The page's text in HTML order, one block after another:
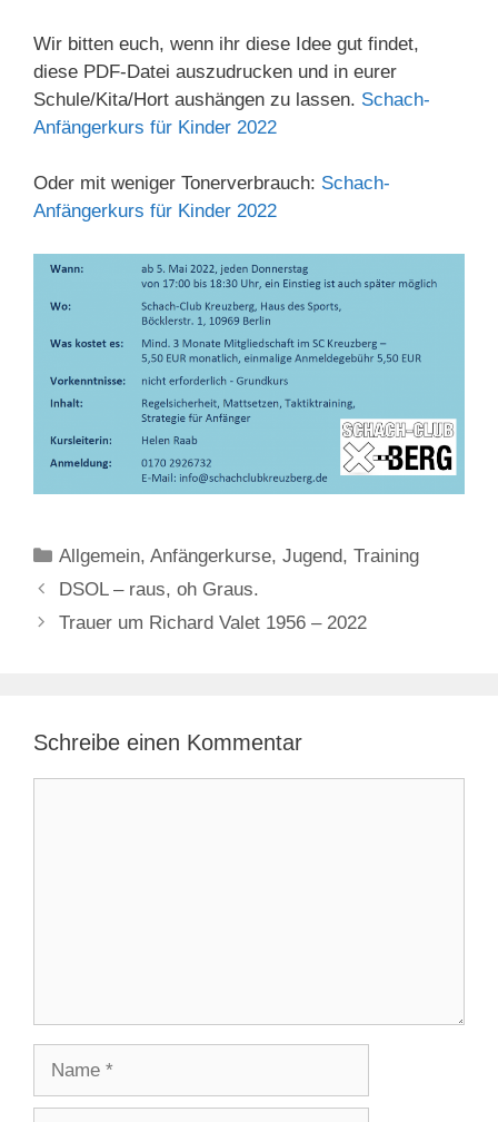
Wir bitten euch, wenn ihr diese Idee gut findet,
diese PDF-Datei auszudrucken und in eurer
Schule/Kita/Hort aushängen zu lassen. Schach-
Anfängerkurs für Kinder 2022
Oder mit weniger Tonerverbrauch: Schach-
Anfängerkurs für Kinder 2022
Kategorien
Allgemein,Anfängerkurse,Jugend,Training
DSOL – raus, oh Graus.
Trauer um Richard Valet 1956 – 2022
Schreibe einen Kommentar